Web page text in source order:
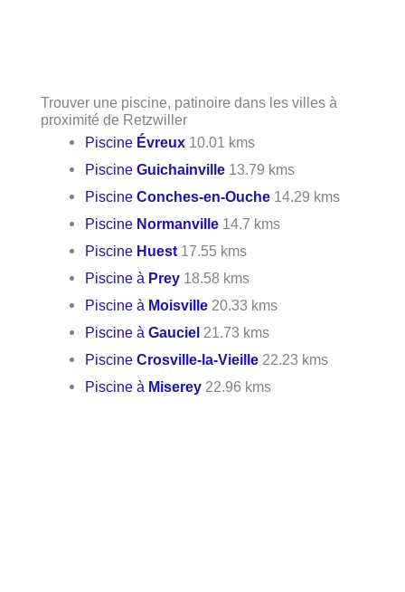
Trouver une piscine, patinoire dans les villes à
proximité de Retzwiller
Piscine Évreux 10.01 kms
PiscineGuichainville 13.79 kms
PiscineConches-en-Ouche 14.29 kms
Piscine Normanville 14.7 kms
Piscine Huest 17.55 kms
Piscine à Prey 18.58 kms
Piscine à Moisville 20.33 kms
Piscine àGauciel 21.73 kms
PiscineCrosville-la-Vieille 22.23 kms
Piscine à Miserey 22.96 kms